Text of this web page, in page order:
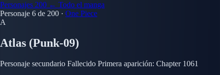
Personajes 200 ← Todo el manga
Personaje 6 de 200 · One Piece
A
Atlas (Punk-09)
Personaje secundario Fallecido Primera aparición: Chapter 1061